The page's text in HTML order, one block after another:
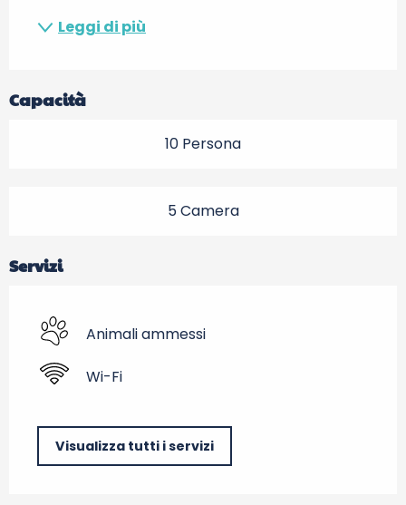
Leggi di più
Capacità
10 Persona
5 Camera
Servizi
Animali ammessi
Wi-Fi
Visualizza tutti i servizi